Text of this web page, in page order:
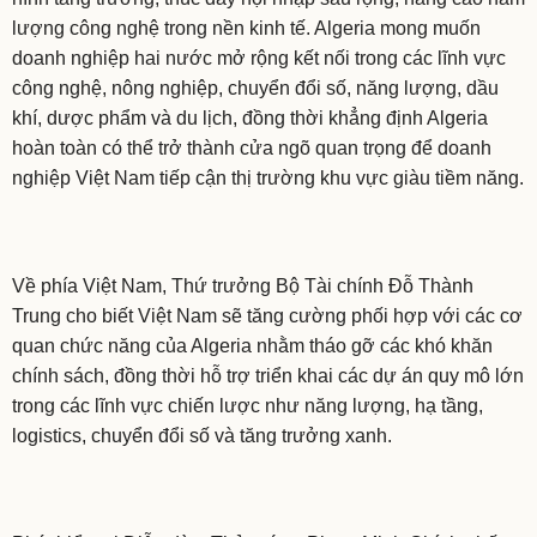
lượng công nghệ trong nền kinh tế. Algeria mong muốn
doanh nghiệp hai nước mở rộng kết nối trong các lĩnh vực
công nghệ, nông nghiệp, chuyển đổi số, năng lượng, dầu
khí, dược phẩm và du lịch, đồng thời khẳng định Algeria
hoàn toàn có thể trở thành cửa ngõ quan trọng để doanh
nghiệp Việt Nam tiếp cận thị trường khu vực giàu tiềm năng.
Về phía Việt Nam, Thứ trưởng Bộ Tài chính Đỗ Thành
Trung cho biết Việt Nam sẽ tăng cường phối hợp với các cơ
quan chức năng của Algeria nhằm tháo gỡ các khó khăn
chính sách, đồng thời hỗ trợ triển khai các dự án quy mô lớn
trong các lĩnh vực chiến lược như năng lượng, hạ tầng,
logistics, chuyển đổi số và tăng trưởng xanh.